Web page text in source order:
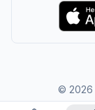
© 2026